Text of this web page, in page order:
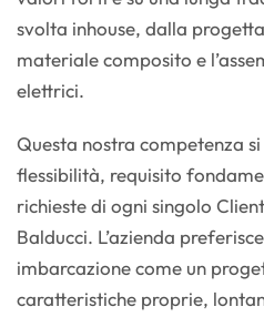
svolta inhouse, dalla
materiale composito e
elettrici.
Questa nostra competenza
flessibilità, requisito
richieste di ogni singolo
Balducci. L’azienda
imbarcazione come un
caratteristiche proprie,